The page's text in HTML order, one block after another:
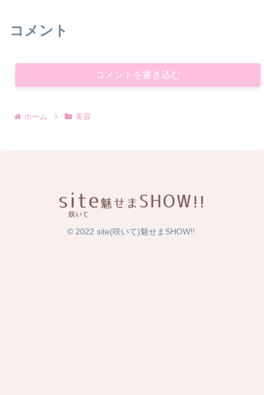
コメント
コメントを書き込む
ホーム 美容
© 2022 site(咲いて)魅せまSHOW!!.